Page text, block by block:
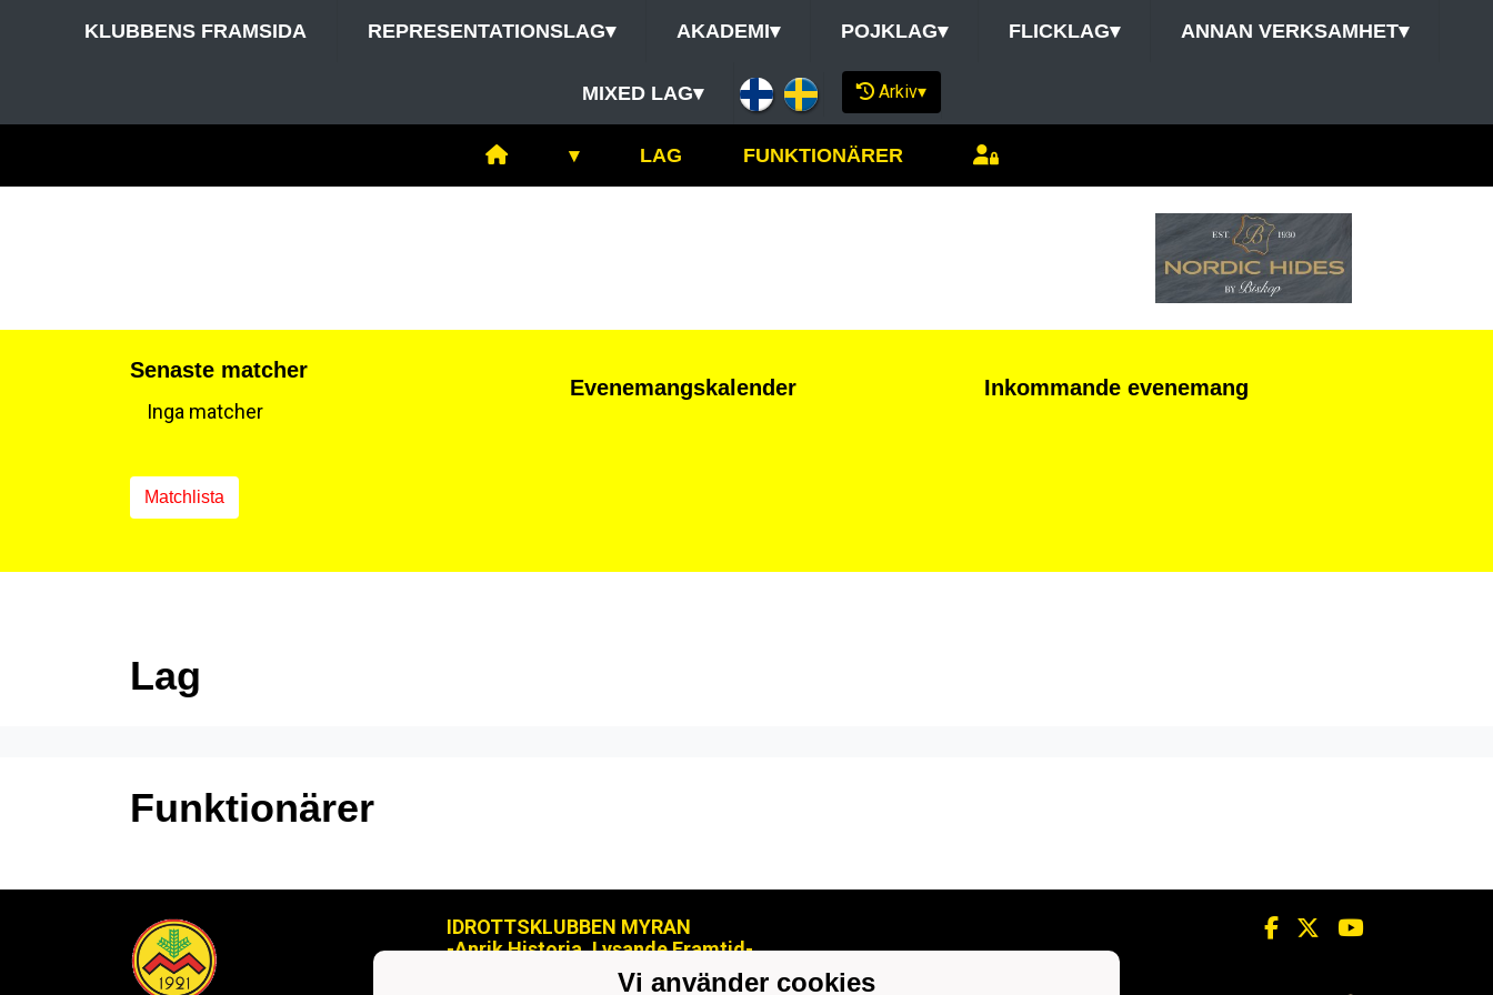
KLUBBENS FRAMSIDA REPRESENTATIONSLAG▾ AKADEMI▾ POJKLAG▾ FLICKLAG▾ ANNAN VERKSAMHET▾
MIXED LAG▾ Arkiv▾
▾ LAG FUNKTIONÄRER
Senaste matcher
Inga matcher
Matchlista
Evenemangskalender Inkommande evenemang
Lag
Funktionärer
IDROTTSKLUBBEN MYRAN
-Anrik Historia, Lysande Framtid-
ikmyranjopox@gmail.comVi använder cookies